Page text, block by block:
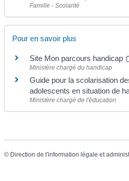
Famille - Scolarité
Pour en savoir plus
Site Mon parcours handicap
Ministère chargé du handicap
Guide pour la scolarisation
adolescents en situation de
Ministère chargé de l'éducation
© Direction de l'information légale et